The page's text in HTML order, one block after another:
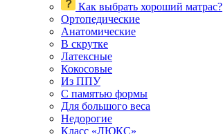
Как выбрать хороший матрас?
Ортопедические
Анатомические
В скрутке
Латексные
Кокосовые
Из ППУ
С памятью формы
Для большого веса
Недорогие
Класс «ЛЮКС»